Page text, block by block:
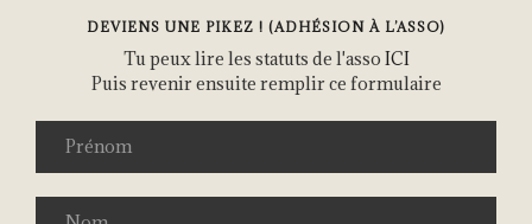
DEVIENS UNE PIKEZ ! (ADHÉSION À L’ASSO)
Tu peux lire les statuts de l'asso ICI
Puis revenir ensuite remplir ce formulaire